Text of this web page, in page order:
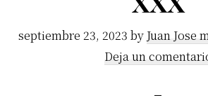
septiembre 23, 2023 by Juan Jose
Deja un